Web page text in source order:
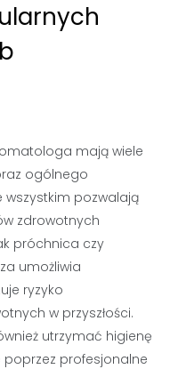
mają wiele
ogólnego
pozwalają
zdrowotnych
próchnica czy
umożliwia
ryzyko
w przyszłości.
utrzymać higienę
profesjonalne